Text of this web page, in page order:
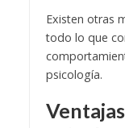
Existen otras
todo lo que
psicología.